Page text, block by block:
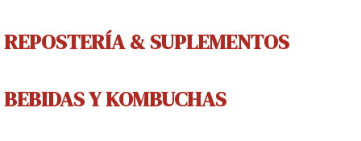
REPOSTERÍA & SUPLEMENTOS
BEBIDAS YKOMBUCHAS